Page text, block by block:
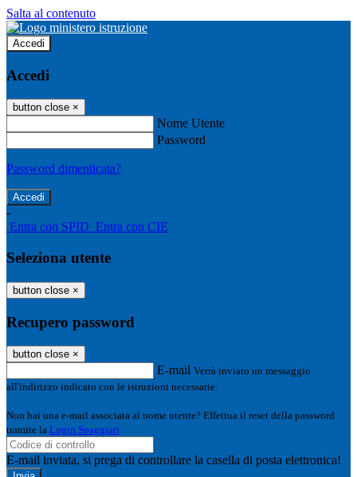
Salta al contenuto
Accedi
Accedi
button close ×
Nome Utente
Password
Password dimenticata?
-
Entra con SPID Entra con CIE
Seleziona utente
button close ×
Recupero password
button close ×
E-mail Verrà inviato un messaggio
all'indirizzo indicato con le istruzioni necessarie.
Non hai una e-mail associata al nome utente? Effettua il reset della password
tramite la Login Spaggiari
E-mail inviata, si prega di controllare la casella di posta elettronica!